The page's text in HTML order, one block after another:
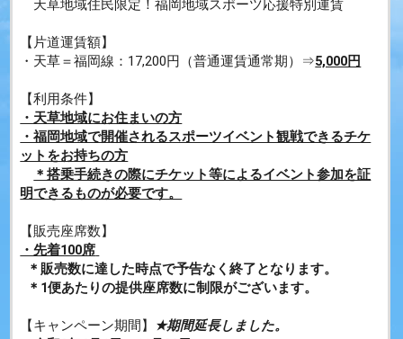
天草地域住民限定！福岡地域スポーツ応援特別運賃
【片道運賃額】
・天草＝福岡線：17,200円（普通運賃通常期）⇒5,000円
【利用条件】
・天草地域にお住まいの方
・福岡地域で開催されるスポーツイベント観戦できるチケ
ットをお持ちの方
＊搭乗手続きの際にチケット等によるイベント参加を証
明できるものが必要です。
【販売座席数】
・先着100席
＊販売数に達した時点で予告なく終了となります。
＊1便あたりの提供座席数に制限がございます。
【キャンペーン期間】 ★期間延長しました。